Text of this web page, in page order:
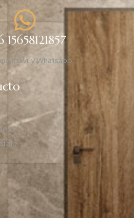
15658121857
móvil y Whatsapp